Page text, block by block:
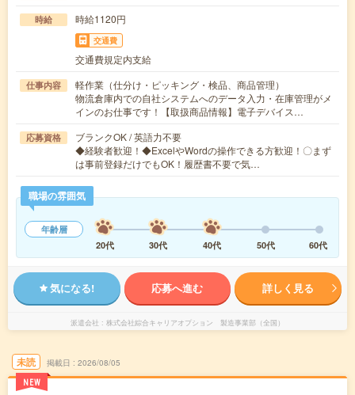
時給 時給1120円
交通費
交通費規定内支給
仕事内容
軽作業（仕分け・ピッキング・検品、商品管理）
物流倉庫内での自社システムへのデータ入力・在庫管理がメ
インのお仕事です！【取扱商品情報】電子デバイス…
応募資格
ブランクOK / 英語力不要
◆経験者歓迎！◆ExcelやWordの操作できる方歓迎！〇まず
は事前登録だけでもOK！履歴書不要で気…
職場の雰囲気
年齢層
20代
30代 40代 50代 60代
気になる! 応募へ進む 詳しく見る
派遣会社 株式会社綜合キャリアオプション 製造事業部（全国）
未読
NEW
掲載日 2026/08/05